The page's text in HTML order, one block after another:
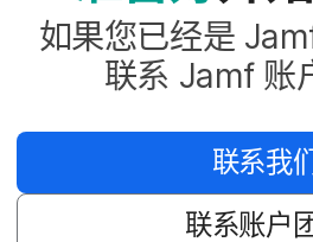
如果​您​已经​是
联系 Jamf 账
联系​我
联系​账户​